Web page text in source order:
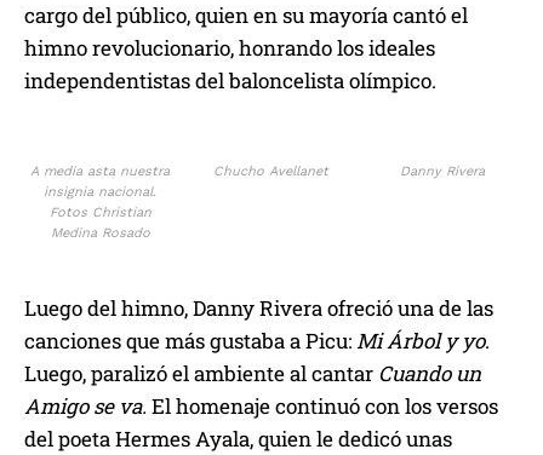
cargo del público, quien en su mayoría cantó el
himno revolucionario, honrando los ideales
independentistas del baloncelista olímpico.
A media asta nuestra
insignia nacional.
Fotos Christian
Medina Rosado
Chucho Avellanet Danny Rivera
Luego del himno, Danny Rivera ofreció una de las
canciones que más gustaba a Picu:Mi Árbol y yo.
Luego, paralizó el ambiente al cantar Cuando un
Amigo se va.El homenaje continuó con los versos
del poeta Hermes Ayala, quien le dedicó unas